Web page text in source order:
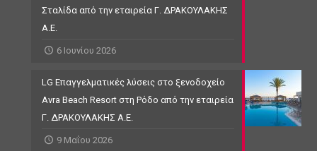
Σταλίδα από την εταιρεία Γ. ΔΡΑΚΟΥΛΑΚΗΣ
Α.Ε.
6 Ιουνίου 2026
LG Επαγγελματικές λύσεις στο ξενοδοχείο
Avra Beach Resort στη Ρόδο από την εταιρεία
Γ. ΔΡΑΚΟΥΛΑΚΗΣ Α.Ε.
9 Μαΐου 2026